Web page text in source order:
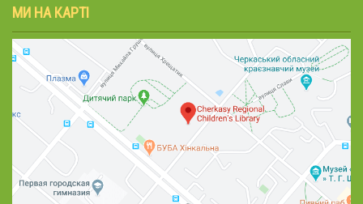
МИ НА КАРТІ